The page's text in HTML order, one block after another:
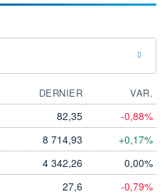
0,0017
0,00%
LIMITE À LA
0,0000
-
DERNIER
VAR.
82,35 -0,88%
8 714,93 +0,17%
4 342,26 0,00%
27,6 -0,79%